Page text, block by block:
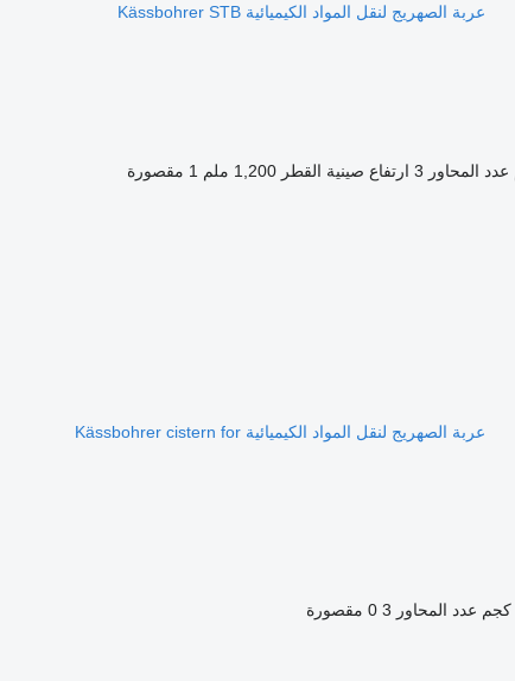
عربة الصهريج لنقل المواد الكيميائية Kässbohrer STB
عدد المحاور 3 ارتفاع صينية القطر 1,200 ملم
1 مقصورة
عربة الصهريج لنقل المواد الكيميائية Kässbohrer cistern for
عدد المحاور 3 0 مقصورة